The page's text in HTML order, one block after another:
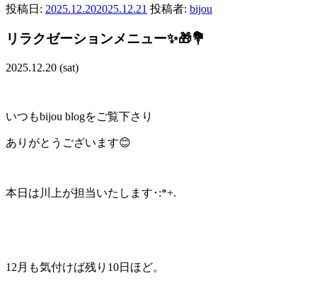
投稿日: 2025.12.202025.12.21 投稿者: bijou
リラクゼーションメニュー✨🎁💐
2025.12.20 (sat)
いつもbijou blogをご覧下さり
ありがとうございます😊
本日は川上が担当いたします･:*+.
12月も気付けば残り10日ほど。